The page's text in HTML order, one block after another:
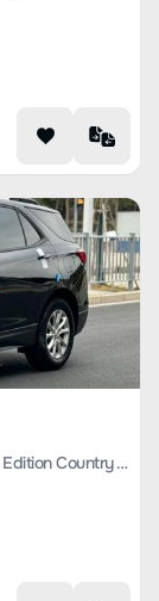
Explorer 2019 Model 535T Automatic Chi Realm Edition Country VI